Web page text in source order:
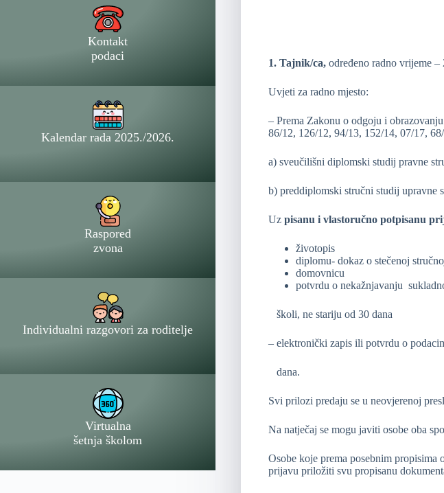
1. Tajnik/ca, određeno radno vrijeme –
Uvjeti za radno mjesto:
– Prema Zakonu o odgoju i
86/12, 126/12, 94/13, 152/14, 07/17,
a) sveučilišni diplomski studij pravne
b) preddiplomski stručni studij upravne
Uz pisanu i vlastoručno potpisanu
životopis
diplomu- dokaz o stečenoj
domovnicu
potvrdu o nekažnjavanju
školi, ne stariju od 30 dana
– elektronički zapis ili potvrdu o
dana.
Svi prilozi predaju se u neovjerenoj
Na natječaj se mogu javiti osobe oba
Osobe koje prema posebnim
prijavu priložiti svu propisanu
Kontakt
podaci
Kalendar rada 2025./2026.
Raspored
zvona
Individualni razgovori za roditelje
Virtualna
šetnja školom